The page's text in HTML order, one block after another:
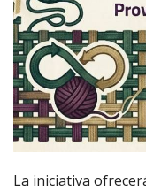
La iniciativa